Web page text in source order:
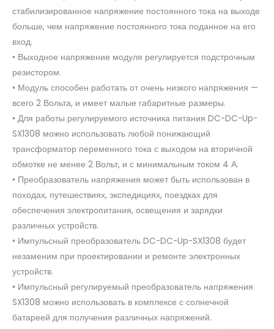
стабилизированное напряжение постоянного тока на выходе
больше, чем напряжение постоянного тока поданное на его
вход.
• Выходное напряжение модуля регулируется подстрочным
резистором.
• Модуль способен работать от очень низкого напряжения —
всего 2 Вольта, и имеет малые габаритные размеры.
• Для работы регулируемого источника питания DC-DC-Up-
SX1308 можно использовать любой понижающий
трансформатор переменного тока с выходом на вторичной
обмотке не менее 2 Вольт, и с минимальным током 4 А.
• Преобразователь напряжения может быть использован в
походах, путешествиях, экспедициях, поездках для
обеспечения электропитания, освещения и зарядки
различных устройств.
• Импульсный преобразователь DC-DC-Up-SX1308 будет
незаменим при проектировании и ремонте электронных
устройств.
• Импульсный регулируемый преобразователь напряжения
SX1308 можно использовать в комплексе с солнечной
батареей для получения различных напряжений.